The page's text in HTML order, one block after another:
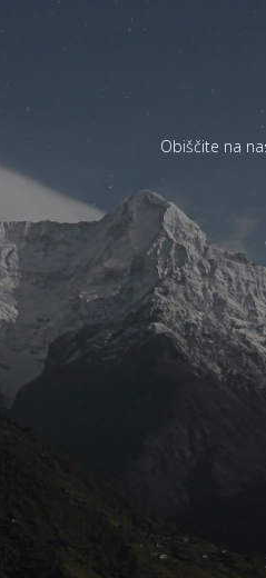
Obiščite na